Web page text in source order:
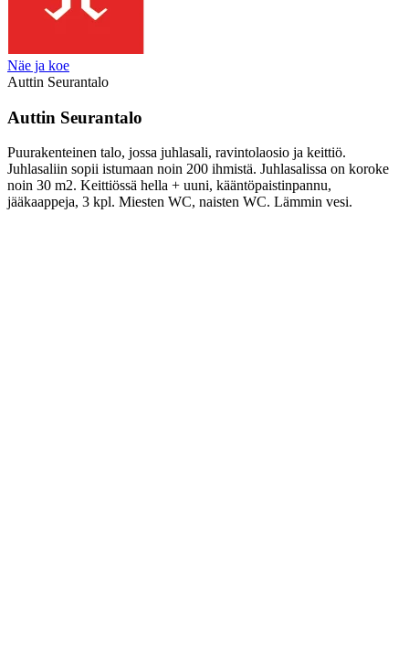
Näe ja koe
Auttin Seurantalo
Auttin Seurantalo
Puurakenteinen talo, jossa juhlasali, ravintolaosio ja keittiö.
Juhlasaliin sopii istumaan noin 200 ihmistä. Juhlasalissa on koroke
noin 30 m2. Keittiössä hella + uuni, kääntöpaistinpannu,
jääkaappeja, 3 kpl. Miesten WC, naisten WC. Lämmin vesi.